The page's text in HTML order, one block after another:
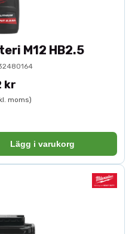
M12 HB2.5
kr
moms)
Lägg i varukorg